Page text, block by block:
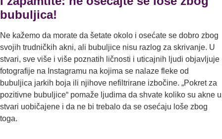
bubuljica!
Ne kažemo da morate da šetate okolo i osećate se dobro zbog
svojih trudničkih akni, ali bubulјice nisu razlog za skrivanje. U
stvari, sve više i više poznatih ličnosti i uticajnih lјudi objavlјuje
fotografije na Instagramu na kojima se nalaze fleke od
bubulјica jarkih boja ili njihove nefiltrirane izbočine. „Pokret za
pozitivne bubulјice“ pomaže lјudima da shvate koliko su akne u
stvari uobičajene i da ne bi trebalo da se osećaju loše zbog
toga.